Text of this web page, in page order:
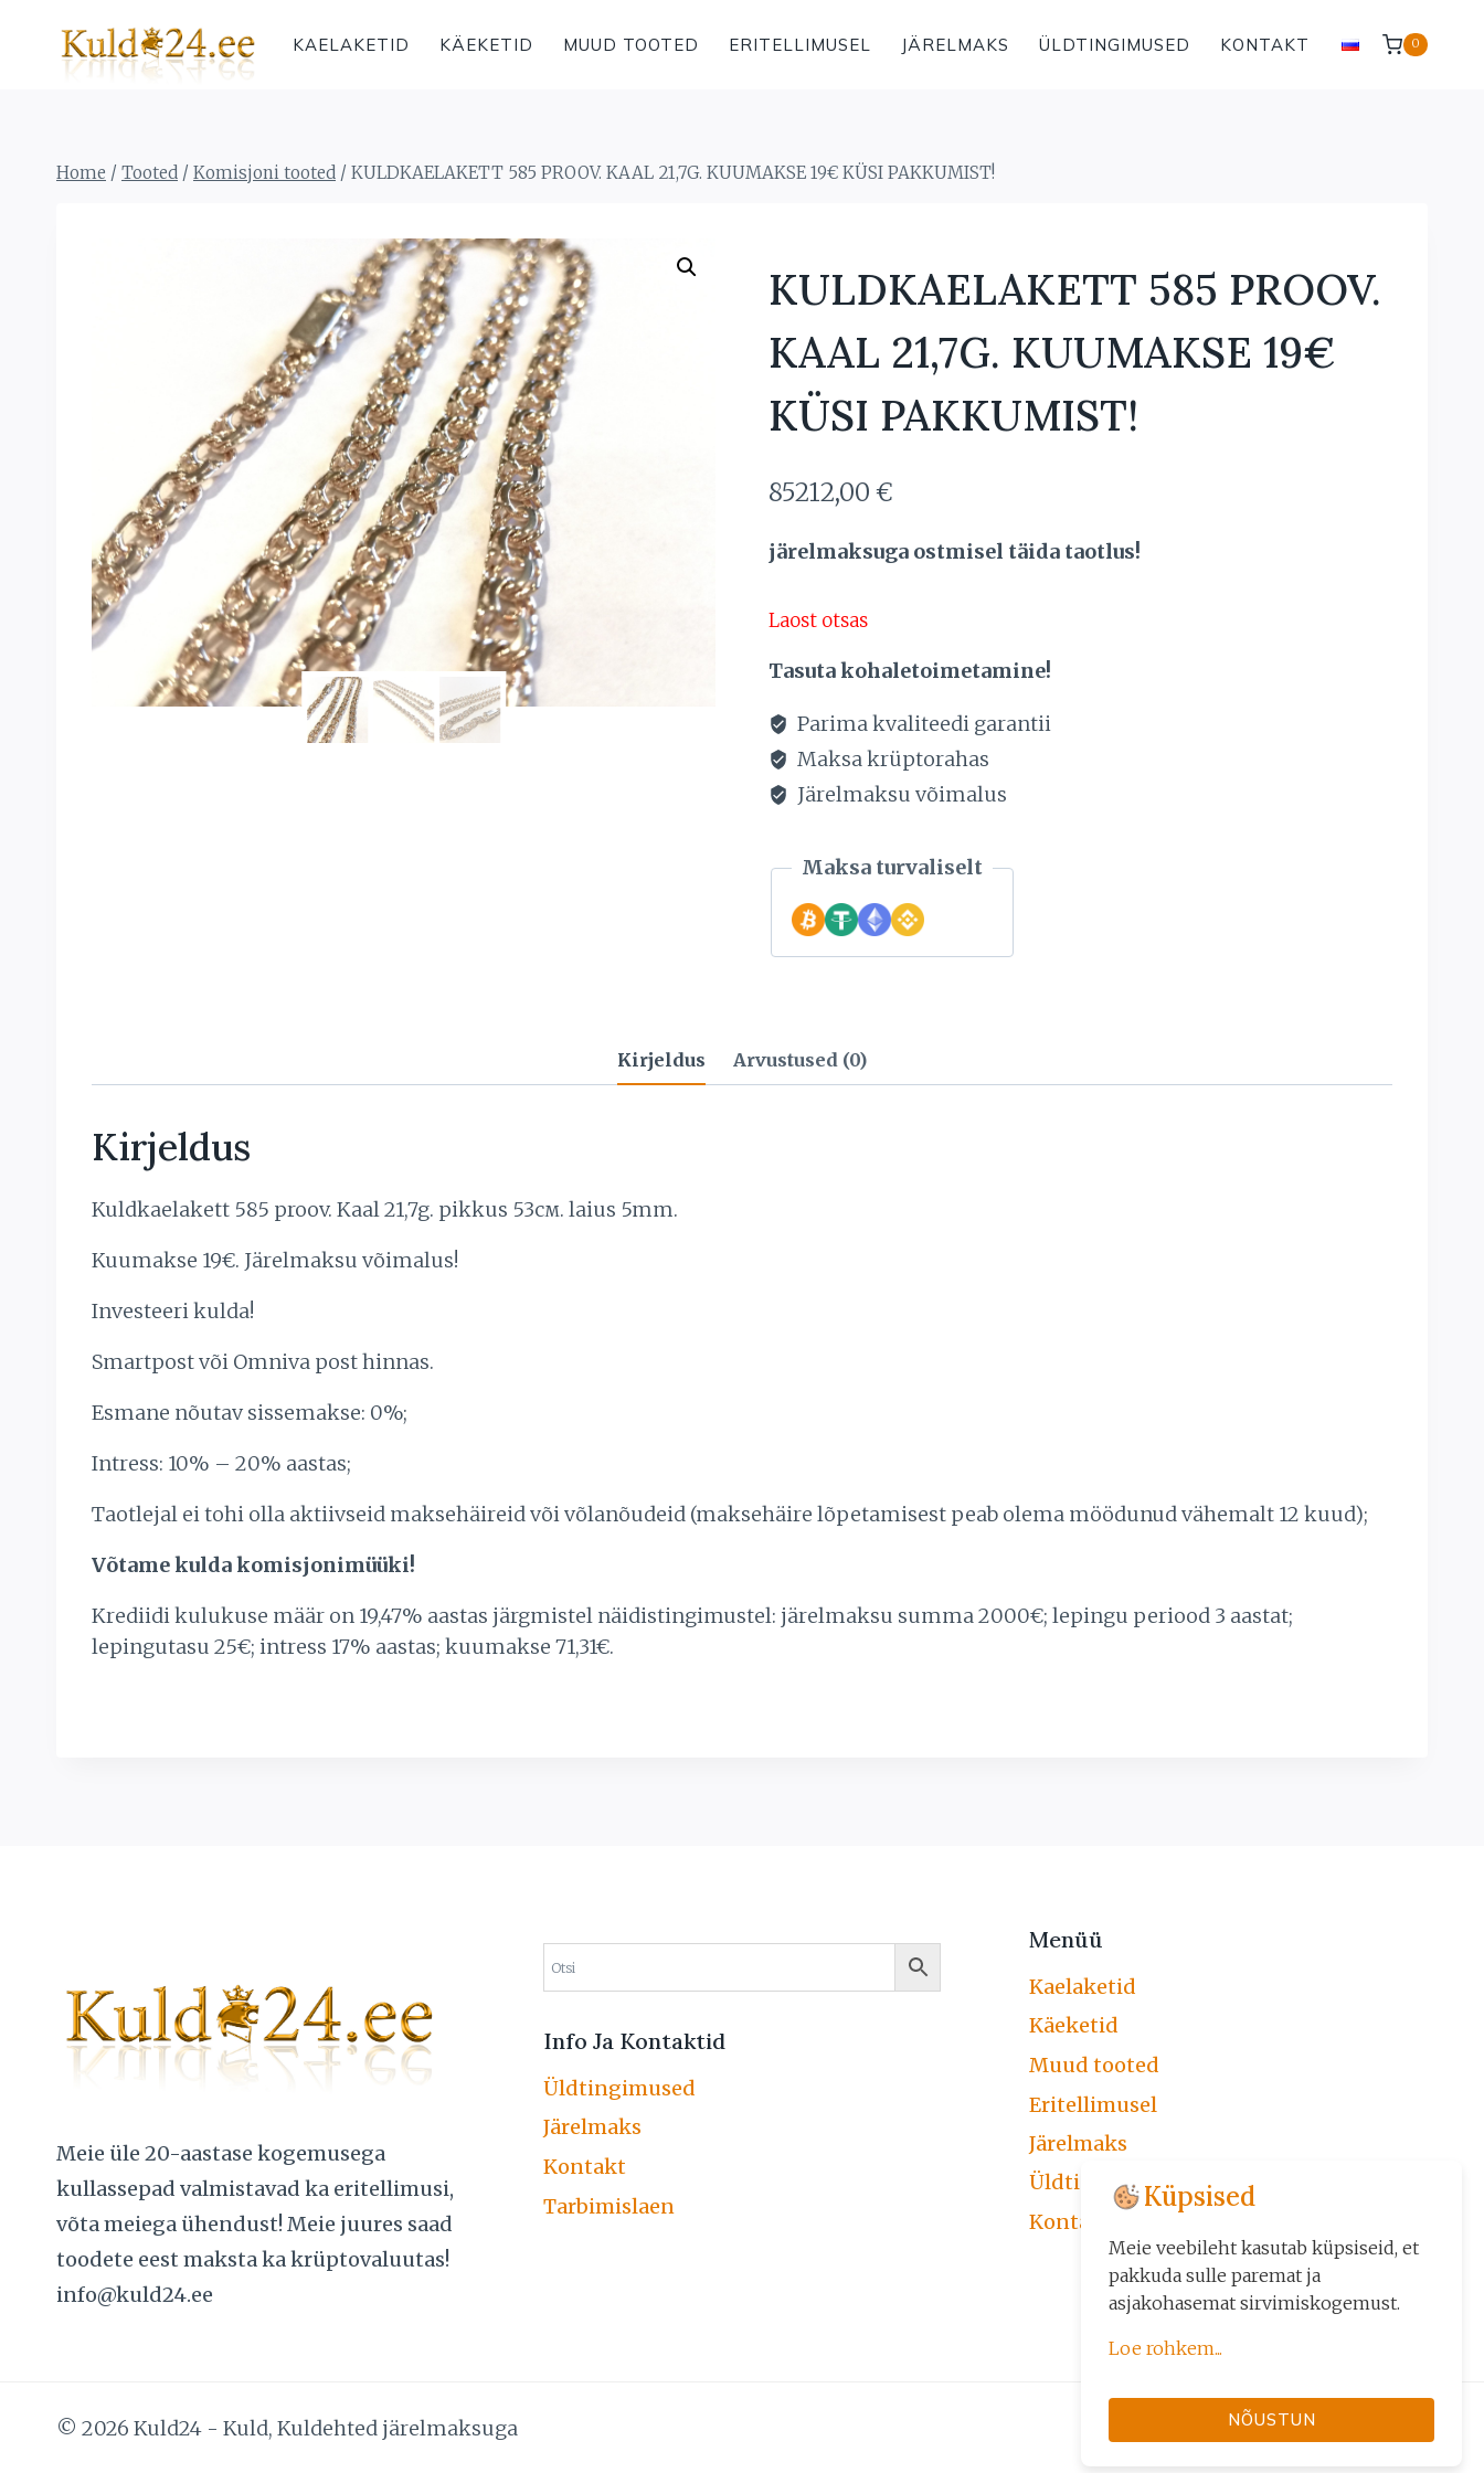
content
KAELAKETID KÄEKETID MUUD TOOTED ERITELLIMUSEL JÄRELMAKS ÜLDTINGIMUSED KONTAKT 0
Home / Tooted / Komisjoni tooted / KULDKAELAKETT 585 PROOV. KAAL 21,7G. KUUMAKSE 19€ KÜSI PAKKUMIST!
KULDKAELAKETT 585 PROOV.
KAAL 21,7G. KUUMAKSE 19€
KÜSI PAKKUMIST!
85212,00 €
järelmaksuga ostmisel täida taotlus!
Laost otsas
Tasuta kohaletoimetamine!
Parima kvaliteedi garantii
Maksa krüptorahas
Järelmaksu võimalus
Maksa turvaliselt
Kirjeldus Arvustused (0)
Kirjeldus
Kuldkaelakett 585 proov. Kaal 21,7g. pikkus 53см. laius 5mm.
Kuumakse 19€. Järelmaksu võimalus!
Investeeri kulda!
Smartpost või Omniva post hinnas.
Esmane nõutav sissemakse: 0%;
Intress: 10% – 20% aastas;
Taotlejal ei tohi olla aktiivseid maksehäireid või võlanõudeid (maksehäire lõpetamisest peab olema möödunud vähemalt 12 kuud);
Võtame kulda komisjonimüüki!
Krediidi kulukuse määr on 19,47% aastas järgmistel näidistingimustel: järelmaksu summa 2000€; lepingu periood 3 aastat;
lepingutasu 25€; intress 17% aastas; kuumakse 71,31€.
Meie üle 20-aastase kogemusega
kullassepad valmistavad ka eritellimusi,
võta meiega ühendust! Meie juures saad
toodete eest maksta ka krüptovaluutas!
info@kuld24.ee
Info Ja Kontaktid
Üldtingimused
Järelmaks
Kontakt
Tarbimislaen
Menüü
Kaelaketid
Käeketid
Muud tooted
Eritellimusel
Järelmaks
Üldtingimused
Kontakt
© 2026 Kuld24 - Kuld, Kuldehted järelmaksuga
Küpsised
Meie veebileht kasutab küpsiseid, et
pakkuda sulle paremat ja
asjakohasemat sirvimiskogemust.
Loe rohkem...
Küpsiseid kasutame kolmel
NÕUSTUN